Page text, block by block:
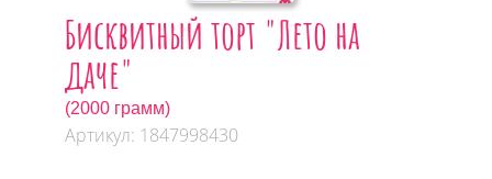
Бисквитный торт "Лето на
даче"
(2000 грамм)
Артикул: 1847998430